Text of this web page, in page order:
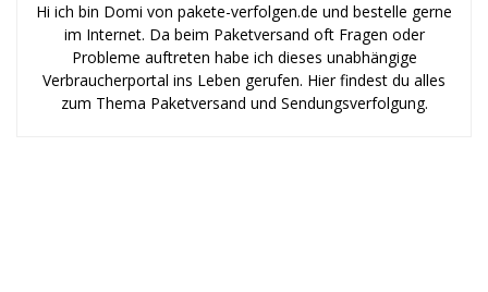
Hi ich bin Domi von pakete-verfolgen.de und bestelle gerne
im Internet. Da beim Paketversand oft Fragen oder
Probleme auftreten habe ich dieses unabhängige
Verbraucherportal ins Leben gerufen. Hier findest du alles
zum Thema Paketversand und Sendungsverfolgung.